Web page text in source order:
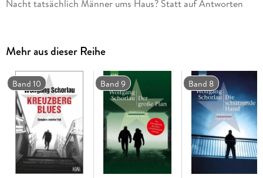
Nacht tatsächlich Männer ums Haus? Statt auf Antworten
Denglers Jugendliebe, die tief in die lokalen Konflikte
verstrickt scheint?
Nachdem die Denglers auf einer schmalen
Schwarzwaldstraße abgedrängt werden und Margret im
Krankenhaus landet, ist ihr Sohn endgültig beunruhigt. Aber
vielleicht ist es da längst zu spät.
Mehr aus dieser Reihe
Band 10 Band 9 Band 8